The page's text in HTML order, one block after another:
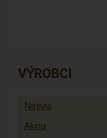
VÝROBCI
Nativia
Akinu